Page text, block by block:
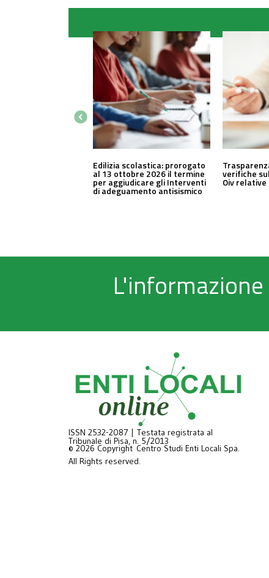
Edilizia scolastica: prorogato
al 13 ottobre 2026 il termine
per aggiudicare gli Interventi
di adeguamento antisismico
verifiche
Oiv
ISSN 2532-2087 | Testata registrata al
Tribunale di Pisa, n. 5/2013
© 2026 Copyright Centro Studi Enti Locali Spa.
All Rights reserved.